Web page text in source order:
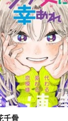
千骨